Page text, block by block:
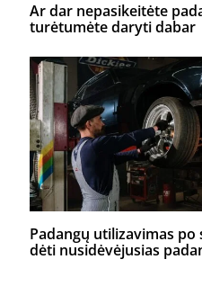
Ar dar nepasikeitėte
turėtumėte daryti dabar
Padangų utilizavimas
dėti nusidėvėjusias